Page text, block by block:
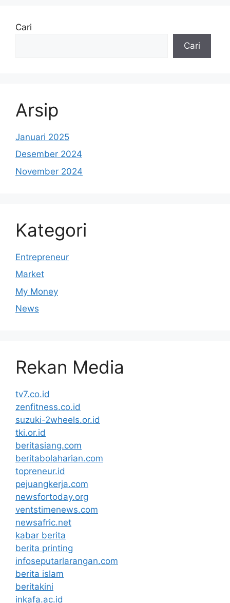
Cari
Cari
Arsip
Januari 2025
Desember 2024
November 2024
Kategori
Entrepreneur
Market
My Money
News
Rekan Media
tv7.co.id
zenfitness.co.id
suzuki-2wheels.or.id
tki.or.id
beritasiang.com
beritabolaharian.com
topreneur.id
pejuangkerja.com
newsfortoday.org
ventstimenews.com
newsafric.net
kabar berita
berita printing
infoseputarlarangan.com
berita islam
beritakini
inkafa.ac.id